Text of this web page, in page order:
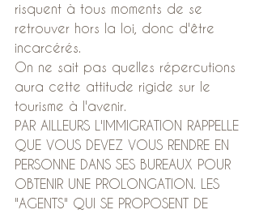
risquent à tous moments de se
retrouver hors la loi, donc d'être
incarcérés.
On ne sait pas quelles répercutions
aura cette attitude rigide sur le
tourisme à l'avenir.
PAR AILLEURS L'IMMIGRATION RAPPELLE
QUE VOUS DEVEZ VOUS RENDRE EN
PERSONNE DANS SES BUREAUX POUR
OBTENIR UNE PROLONGATION. LES
"AGENTS" QUI SE PROPOSENT DE